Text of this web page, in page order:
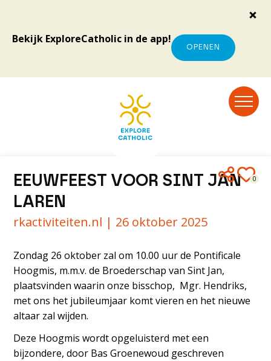
Bekijk ExploreCatholic in de app!
OPENEN
0
EEUWFEEST VOOR SINT JAN
LAREN
rkactiviteiten.nl | 26 oktober 2025
Zondag 26 oktober zal om 10.00 uur de Pontificale
Hoogmis, m.m.v. de Broederschap van Sint Jan,
plaatsvinden waarin onze bisschop, Mgr. Hendriks,
met ons het jubileumjaar komt vieren en het nieuwe
altaar zal wijden.
Deze Hoogmis wordt opgeluisterd met een
bijzondere, door Bas Groenewoud geschreven